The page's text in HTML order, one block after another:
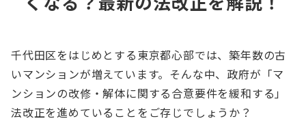
千代田区をはじめとする東京都心部では、築年数の古
いマンションが増えています。そんな中、政府が「マ
ンションの改修・解体に関する合意要件を緩和する」
法改正を進めていることをご存じでしょうか？